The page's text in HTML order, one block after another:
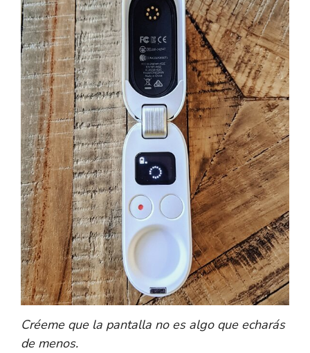
Créeme que la pantalla no es algo que echarás
de menos.